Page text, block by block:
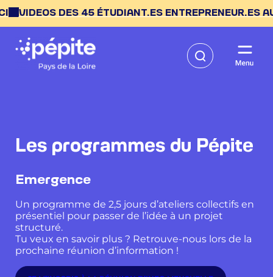
ÉTUDIANT.ES ENTREPRENEUR.ES AU PÉPITE DAY --
Les programmes du Pépite
Emergence
Un programme de 2,5 jours d’ateliers collectifs en
présentiel pour passer de l’idée à un projet
structuré.
Tu veux en savoir plus ? Retrouve-nous lors de la
prochaine réunion d’information !